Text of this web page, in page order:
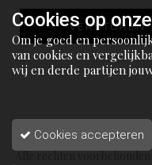
m
a
i
l
d
r
VERSTUREN
Cookies op
Om je goed en
van cookies en
wij en derde partijen
Cookies accepteren